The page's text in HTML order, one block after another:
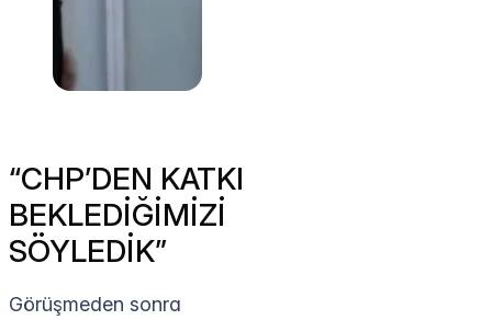
“CHP’DEN KATKI
BEKLEDİĞİMİZİ
SÖYLEDİK”
Görüşmeden sonra